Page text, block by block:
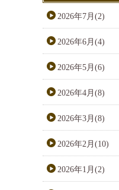
2026年7月(2)
2026年6月(4)
2026年5月(6)
2026年4月(8)
2026年3月(8)
2026年2月(10)
2026年1月(2)